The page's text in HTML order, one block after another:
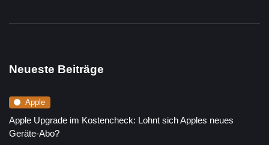
Neueste Beiträge
Apple
Apple Upgrade im Kostencheck: Lohnt sich Apples neues
Geräte-Abo?